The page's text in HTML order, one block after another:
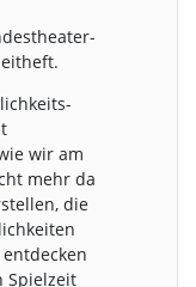
wir am
mehr da
die
Spielzeit